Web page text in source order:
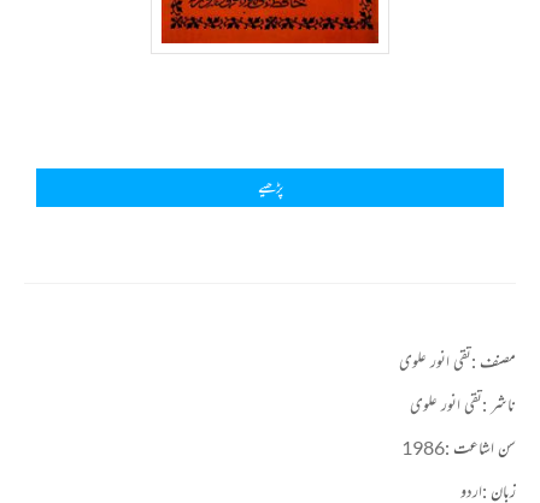
پڑھیے
مصنف :تقی انور علوی
ناشر :تقی انور علوی
سن اشاعت :1986
زبان :اردو